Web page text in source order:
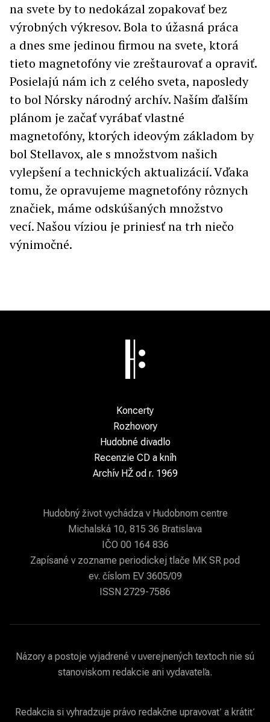
na svete by to nedokázal zopakovať bez
výrobných výkresov. Bola to úžasná práca
a dnes sme jedinou firmou na svete, ktorá
tieto magnetofóny vie zreštaurovať a opraviť.
Posielajú nám ich z celého sveta, naposledy
to bol Nórsky národný archív. Naším ďalším
plánom je začať vyrábať vlastné
magnetofóny, ktorých ideovým základom by
bol Stellavox, ale s množstvom našich
vylepšení a technických aktualizácií. Vďaka
tomu, že opravujeme magnetofóny rôznych
značiek, máme odskúšaných množstvo
vecí. Našou víziou je priniesť na trh niečo
výnimočné.
Koncerty
Rozhovory
Hudobné divadlo
Recenzie CD a kníh
Archív HŽ od r. 1969
Hudobný život vychádza v Hudobnom centre
Michalská 10, 815 36 Bratislava
IČO 00 164 836
Zapísané v zozname periodickej tlače MK SR pod
ev. číslom EV 3605/09
ISSN 2729-7586
Názory a postoje vyjadrené v uverejnených textoch nie sú
stanoviskom redakcie ani vydavateľa.
Redakcia si vyhradzuje právo redakčne upravovať a krátiť